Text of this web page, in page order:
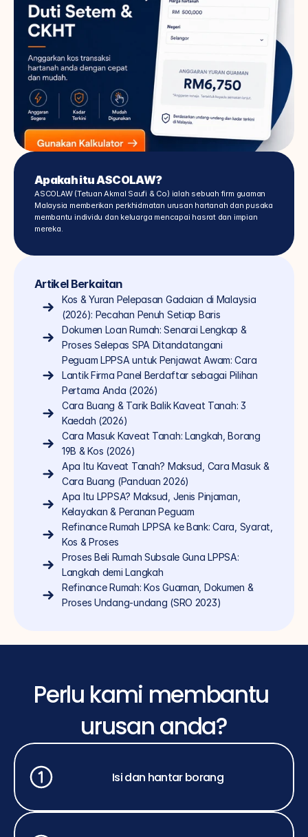
Apakah itu ASCOLAW?
ASCOLAW (Tetuan Akmal Saufi & Co) ialah sebuah firm guaman
Malaysia memberikan perkhidmatan urusan hartanah dan pusaka
membantu individu dan keluarga mencapai hasrat dan impian
mereka.
Artikel Berkaitan
Kos & Yuran Pelepasan Gadaian di Malaysia
(2026): Pecahan Penuh Setiap Baris
Dokumen Loan Rumah: Senarai Lengkap &
Proses Selepas SPA Ditandatangani
Peguam LPPSA untuk Penjawat Awam: Cara
Lantik Firma Panel Berdaftar sebagai Pilihan
Pertama Anda (2026)
Cara Buang & Tarik Balik Kaveat Tanah: 3
Kaedah (2026)
Cara Masuk Kaveat Tanah: Langkah, Borang
19B & Kos (2026)
Apa Itu Kaveat Tanah? Maksud, Cara Masuk &
Cara Buang (Panduan 2026)
Apa Itu LPPSA? Maksud, Jenis Pinjaman,
Kelayakan & Peranan Peguam
Refinance Rumah LPPSA ke Bank: Cara, Syarat,
Kos & Proses
Proses Beli Rumah Subsale Guna LPPSA:
Langkah demi Langkah
Refinance Rumah: Kos Guaman, Dokumen &
Proses Undang-undang (SRO 2023)
Perlu kami membantu
urusan anda?
Isi dan hantar borang